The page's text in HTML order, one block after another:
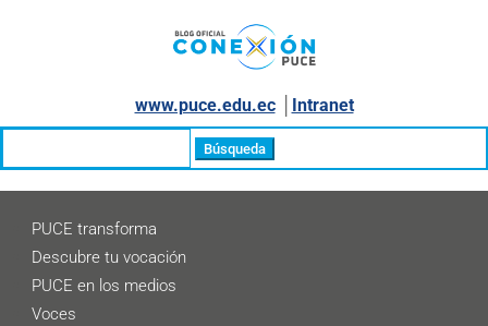
www.puce.edu.ec│ Intranet
PUCE transforma
Descubre tu vocación
PUCE en los medios
Voces